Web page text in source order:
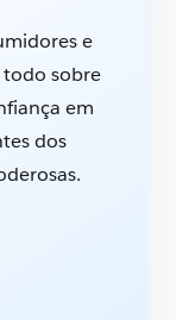
e
sobre
em
dos